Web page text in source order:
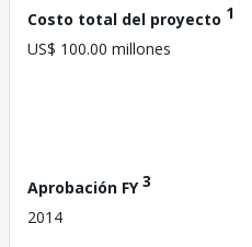
Costo total del proyecto 1
US$ 100.00 millones
Aprobación FY3
2014